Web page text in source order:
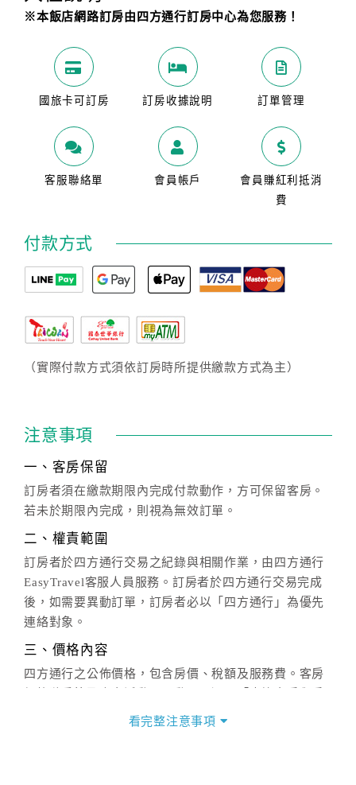
※本飯店網路訂房由四方通行訂房中心為您服務！
國旅卡可訂房 訂房收據說明 訂單管理
客服聯絡單 會員帳戶
會員賺紅利抵消
費
付款方式
（實際付款方式須依訂房時所提供繳款方式為主）
注意事項
一、客房保留
訂房者須在繳款期限內完成付款動作，方可保留客房。
若未於期限內完成，則視為無效訂單。
二、權責範圍
訂房者於四方通行交易之紀錄與相關作業，由四方通行
EasyTravel客服人員服務。訂房者於四方通行交易完成
後，如需要異動訂單，訂房者必以「四方通行」為優先
連絡對象。
三、價格內容
四方通行之公佈價格，包含房價、稅額及服務費。客房
價」之當日價格為標準。
看完整注意事項